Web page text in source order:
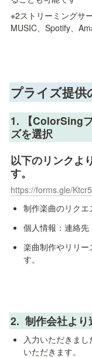
※2ストリーミングサ
MUSIC、Spotify、
プライズ提供
1.
【ColorSing
ズを選択
以下のリンクよ
す。
https://forms.gle/
制作楽曲のリク
個人情報：連絡先
楽曲制作やリリー
す。
2. 制作会社より
入力いただきま
いただきます。